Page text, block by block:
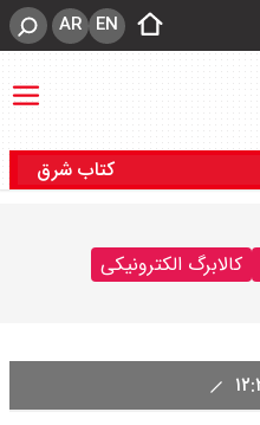
EN
AR
کتاب شرق
کالابرگ الکترونیکی